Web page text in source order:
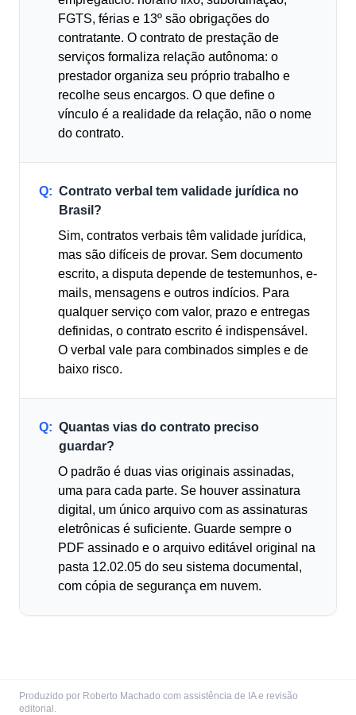
FGTS, férias e 13º são obrigações do
contratante. O contrato de prestação de
serviços formaliza relação autônoma: o
prestador organiza seu próprio trabalho e
recolhe seus encargos. O que define o
vínculo é a realidade da relação, não o nome
do contrato.
Q: Contrato verbal tem validade jurídica no
Brasil?
Sim, contratos verbais têm validade jurídica,
mas são difíceis de provar. Sem documento
escrito, a disputa depende de testemunhos, e-
mails, mensagens e outros indícios. Para
qualquer serviço com valor, prazo e entregas
definidas, o contrato escrito é indispensável.
O verbal vale para combinados simples e de
baixo risco.
Q: Quantas vias do contrato preciso
guardar?
O padrão é duas vias originais assinadas,
uma para cada parte. Se houver assinatura
digital, um único arquivo com as assinaturas
eletrônicas é suficiente. Guarde sempre o
PDF assinado e o arquivo editável original na
pasta 12.02.05 do seu sistema documental,
com cópia de segurança em nuvem.
Produzido por Roberto Machado com assistência de IA e revisão
editorial.